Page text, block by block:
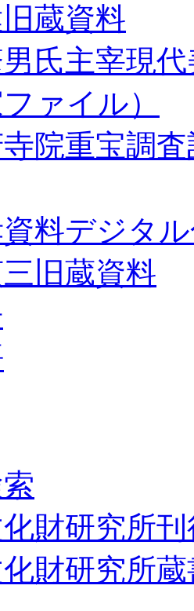
蔵資料
氏主宰現
ファイル）
院重宝調
料デジタ
旧蔵資料
財研究所
財研究所